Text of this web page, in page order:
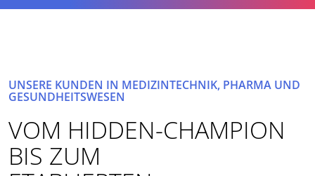
UNSERE KUNDEN IN MEDIZINTECHNIK, PHARMA UND
GESUNDHEITSWESEN
VOM HIDDEN-CHAMPION
BIS ZUM